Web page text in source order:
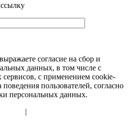
согласие на сбор и
данных, в том числе с
с применением cookie-
пользователей, согласно
персональных данных.
|